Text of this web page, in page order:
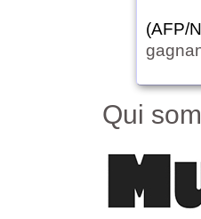
(AFP/
Qui